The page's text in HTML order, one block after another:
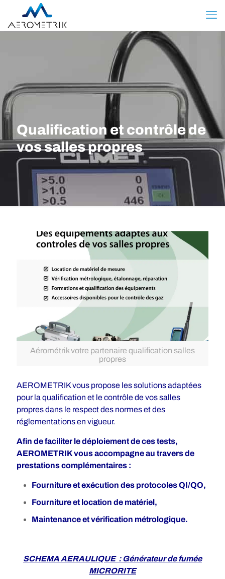
Qualification et contrôle de
vos salles propres
Aérométrik votre partenaire qualification salles
propres
AEROMETRIK vous propose les solutions adaptées
pour la qualification et le contrôle de vos salles
propres dans le respect des normes et des
réglementations en vigueur.
Afin de faciliter le déploiement de ces tests,
AEROMETRIK vous accompagne au travers de
prestations complémentaires :
Fourniture et exécution des protocoles QI/QO,
Fourniture et location de matériel,
Maintenance et vérification métrologique.
SCHEMA AERAULIQUE : Générateur de fumée
MICRORITE